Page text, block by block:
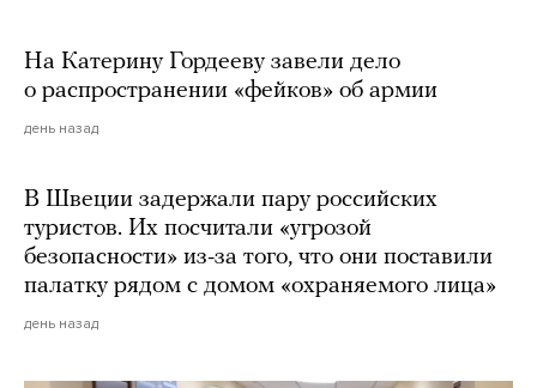
На Катерину Гордееву завели дело
о распространении «фейков» об армии
день назад
В Швеции задержали пару российских
туристов. Их посчитали «угрозой
безопасности» из-за того, что они поставили
палатку рядом с домом «охраняемого лица»
день назад